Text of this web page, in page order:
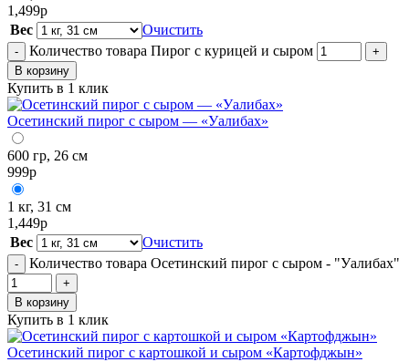
1,499р
Вес
Очистить
- Количество товара Пирог с курицей и сыром
+
В корзину
Купить в 1 клик
Осетинский пирог с сыром — «Уалибах»
600 гр, 26 см
999р
1 кг, 31 см
1,449р
Вес
Очистить
- Количество товара Осетинский пирог с сыром - "Уалибах"
+
В корзину
Купить в 1 клик
Осетинский пирог с картошкой и сыром «Картофджын»